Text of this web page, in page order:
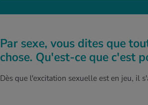
Par sexe, vous dites que
chose. Qu'est-ce que c'est
Dès que l'excitation sexuelle est en jeu, il